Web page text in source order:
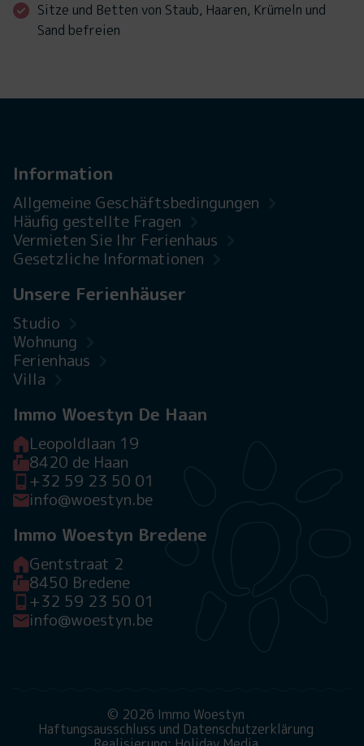
Sitze und Betten von Staub, Haaren, Krümeln und
Sand befreien
Information
Allgemeine Geschäftsbedingungen
Häufig gestellte Fragen
Vermieten Sie Ihr Ferienhaus
Gesetzliche Informationen
Unsere Ferienhäuser
Studio
Wohnung
Ferienhaus
Villa
Immo Woestyn De Haan
Leopoldlaan 19
8420 de Haan
+32 59 23 50 01
info@woestyn.be
Immo Woestyn Bredene
Gentstraat 2
8450 Bredene
+32 59 23 50 01
info@woestyn.be
© 2026 Immo Woestyn
Haftungsausschluss und Datenschutzerklärung